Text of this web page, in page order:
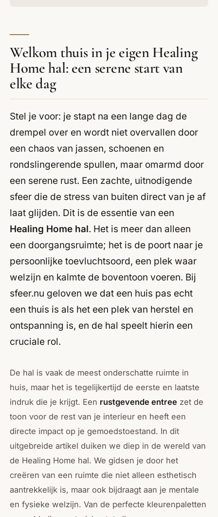
Welkom thuis in je eigen Healing
Home hal: een serene start van
elke dag
Stel je voor: je stapt na een lange dag de
drempel over en wordt niet overvallen door
een chaos van jassen, schoenen en
rondslingerende spullen, maar omarmd door
een serene rust. Een zachte, uitnodigende
sfeer die de stress van buiten direct van je af
laat glijden. Dit is de essentie van een
Healing Home hal. Het is meer dan alleen
een doorgangsruimte; het is de poort naar je
persoonlijke toevluchtsoord, een plek waar
welzijn en kalmte de boventoon voeren. Bij
sfeer.nu geloven we dat een huis pas echt
een thuis is als het een plek van herstel en
ontspanning is, en de hal speelt hierin een
cruciale rol.
De hal is vaak de meest onderschatte ruimte in
huis, maar het is tegelijkertijd de eerste en laatste
indruk die je krijgt. Een rustgevende entree zet de
toon voor de rest van je interieur en heeft een
directe impact op je gemoedstoestand. In dit
uitgebreide artikel duiken we diep in de wereld van
de Healing Home hal. We gidsen je door het
creëren van een ruimte die niet alleen esthetisch
aantrekkelijk is, maar ook bijdraagt aan je mentale
en fysieke welzijn. Van de perfecte kleurenpaletten